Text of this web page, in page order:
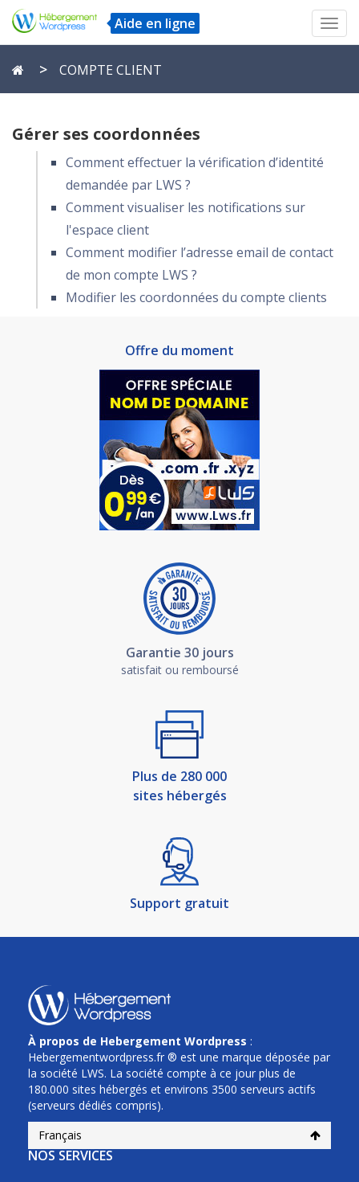
Aide en ligne
COMPTE CLIENT
Gérer ses coordonnées
Comment effectuer la vérification d’identité
demandée par LWS ?
Comment visualiser les notifications sur
l'espace client
Comment modifier l’adresse email de contact
de mon compte LWS ?
Modifier les coordonnées du compte clients
Offre du moment
Garantie 30 jours
satisfait ou remboursé
Plus de 280 000
sites hébergés
Support gratuit
À propos de Hebergement Wordpress :
Hebergementwordpress.fr ® est une marque déposée par
la société LWS. La société compte à ce jour plus de
180.000 sites hébergés et environs 3500 serveurs actifs
(serveurs dédiés compris).
Français
NOS SERVICES